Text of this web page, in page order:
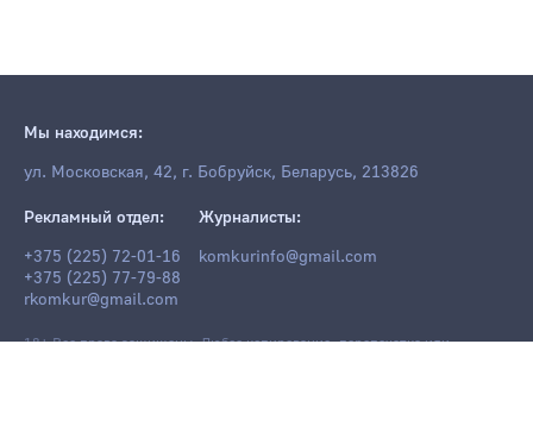
Мы находимся:
ул. Московская, 42, г. Бобруйск, Беларусь, 213826
Рекламный отдел:
+375 (225) 72-01-16
+375 (225) 77-79-88
rkomkur@gmail.com
Журналисты:
komkurinfo@gmail.com
18+ Все права защищены. Любое копирование, перепечатка или